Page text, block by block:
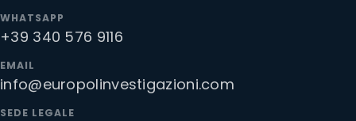
WHATSAPP
+39 340 576 9116
EMAIL
info@europolinvestigazioni.com
SEDE LEGALE